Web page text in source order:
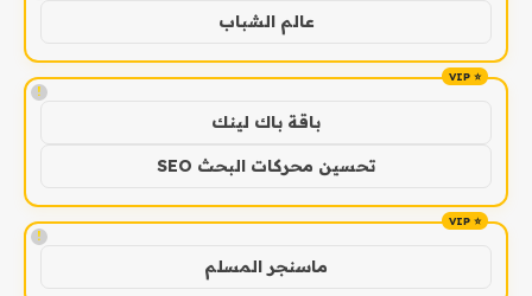
عالم الشباب
!
باقة باك لينك
تحسين محركات البحث SEO
!
ماسنجر المسلم